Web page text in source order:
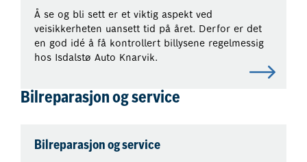
Å se og bli sett er et viktig aspekt ved
veisikkerheten uansett tid på året. Derfor er det
en god idé å få kontrollert billysene regelmessig
hos Isdalstø Auto Knarvik.
Bilreparasjon og service
Bilreparasjon og service